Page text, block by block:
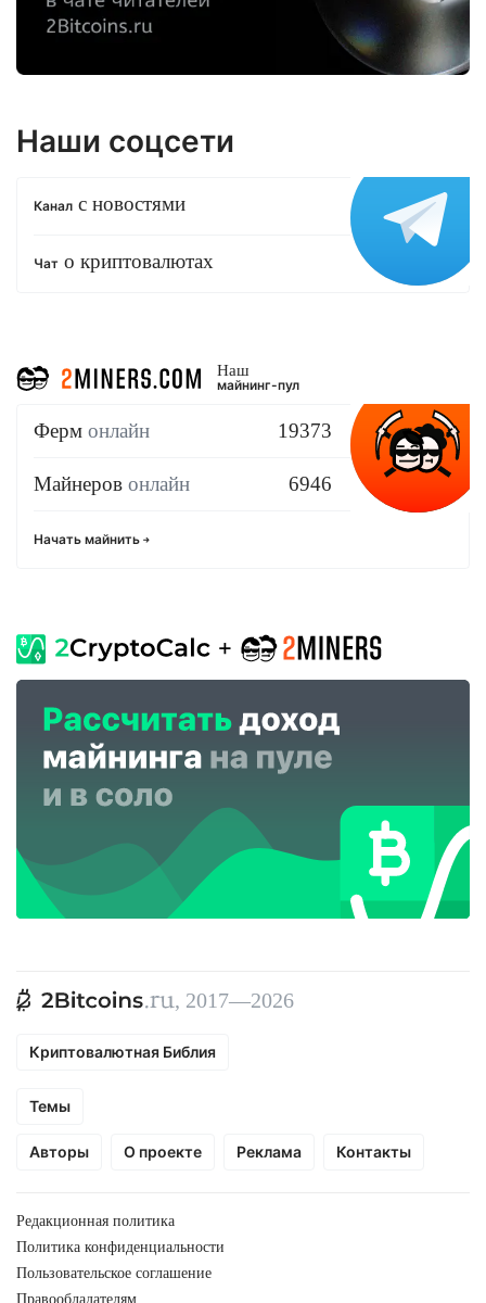
Наши соцсети
Канал с новостями
Чат о криптовалютах
Наш
майнинг-пул
Ферм онлайн 19373
Майнеров онлайн 6946
Начать майнить
, 2017—2026
Криптовалютная Библия
Темы
Авторы О проекте Реклама Контакты
Редакционная политика
Политика конфиденциальности
Пользовательское соглашение
Правообладателям